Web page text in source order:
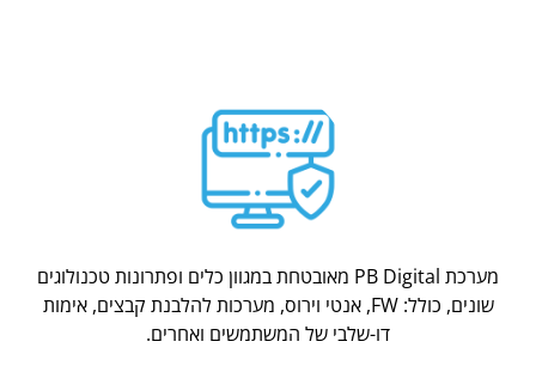
מערכת PB Digital מאובטחת במגוון כלים ופתרונות טכנולוגים
שונים, כולל: FW, אנטי וירוס, מערכות להלבנת קבצים, אימות
דו-שלבי של המשתמשים ואחרים.